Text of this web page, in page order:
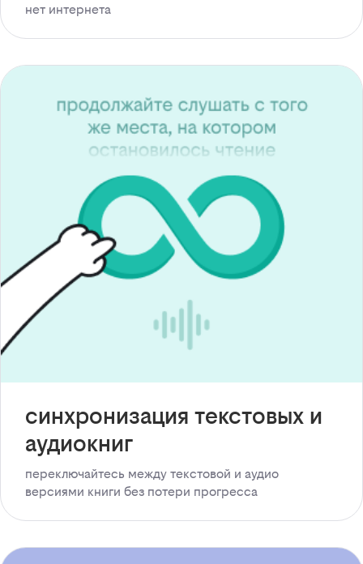
нет интернета
синхронизация текстовых и
аудиокниг
переключайтесь между текстовой и аудио
версиями книги без потери прогресса